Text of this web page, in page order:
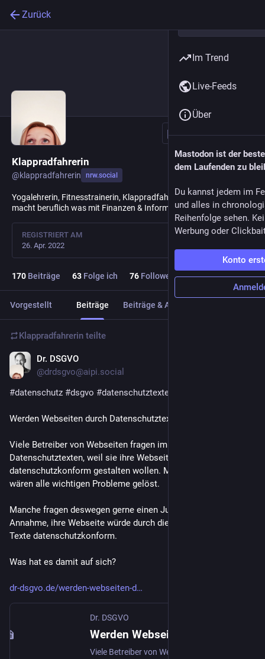
Zurück
Folgen
Klappradfahrerin
@klappradfahrerin nrw.social
Yogalehrerin, Fitnesstrainerin, Klappradfahrerin, Hundemutter,
macht beruflich was mit Finanzen & Informationssicherheit.
REGISTRIERT AM
26. Apr. 2022
170 Beiträge 63 Folge ich 76 Follower
Vorgestellt Beiträge Beiträge & Antworten
Klappradfahrerin teilte
Dr. DSGVO
@drdsgvo@aipi.social
#datenschutz #dsgvo #datenschutztexte
Werden Webseiten durch Datenschutztexte DSGVO-konform?
Viele Betreiber von Webseiten fragen immer wieder nach
Datenschutztexten, weil sie ihre Webseite
datenschutzkonform gestalten wollen. Manche meinen, damit
wären alle wichtigen Probleme gelöst.
Manche fragen deswegen gerne einen Juristen, in der
Annahme, ihre Webseite würde durch die juristisch gelieferten
Texte datenschutzkonform.
Was hat es damit auf sich?
dr-dsgvo.de/werden-webseiten-d
Dr. DSGVO
Im Trend
Live-Feeds
Über
Mastodon ist der
dem Laufenden zu
Du kannst jedem im
und alles in
Reihenfolge sehen.
Werbung oder
Konto